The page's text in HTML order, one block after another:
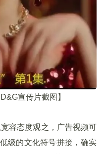
宣传片截图】
容态度观之，广告视频可
级的文化符号拼接，确实